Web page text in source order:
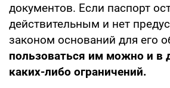
документов. Если паспорт
действительным и нет
законом оснований для его
пользоваться им можно и в
каких-либо ограничений.